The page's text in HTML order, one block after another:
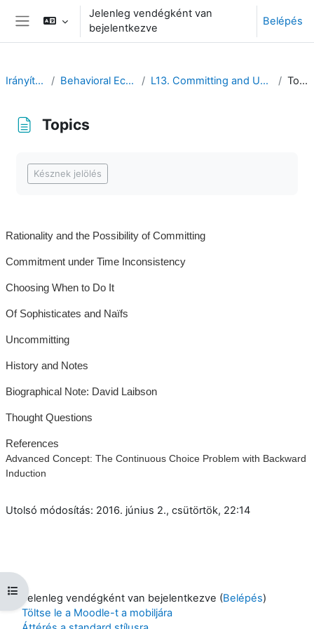
Tovább a fő tartalomhoz
Jelenleg vendégként van
bejelentkezve
Belépés
Kurzusmutató megnyitása
Irányítópult Behavioral Economics L13. Committing and Uncommitting Topics
Topics
Késznek jelölés
Rationality and the Possibility of Committing
Commitment under Time Inconsistency
Choosing When to Do It
Of Sophisticates and Naïfs
Uncommitting
History and Notes
Biographical Note: David Laibson
Thought Questions
References
Advanced Concept: The Continuous Choice Problem with Backward
Induction
Utolsó módosítás: 2016. június 2., csütörtök, 22:14
Jelenleg vendégként van bejelentkezve (Belépés)
Töltse le a Moodle-t a mobiljára